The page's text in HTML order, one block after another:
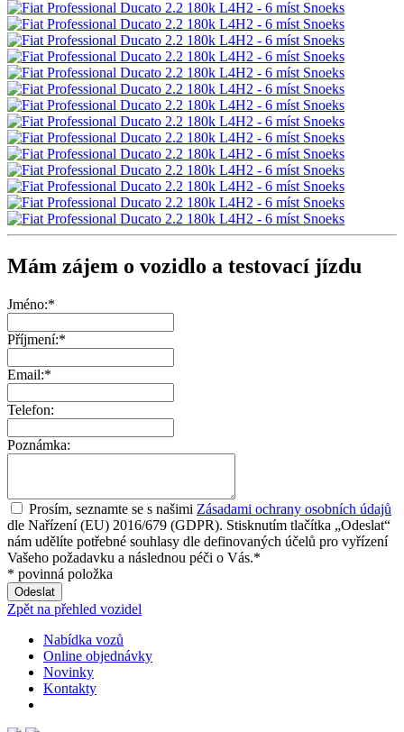
Mám zájem o vozidlo a testovací jízdu
Jméno:*
Příjmení:*
Email:*
Telefon:
Poznámka:
Prosím, seznamte se s našimi Zásadami ochrany osobních údajů
dle Nařízení (EU) 2016/679 (GDPR). Stisknutím tlačítka „Odeslat“
nám udělíte potřebné souhlasy dle definovaných účelů pro vyřízení
Vašeho požadavku a následnou péči o Vás.*
* povinná položka
Zpět na přehled vozidel
Nabídka vozů
Online objednávky
Novinky
Kontakty